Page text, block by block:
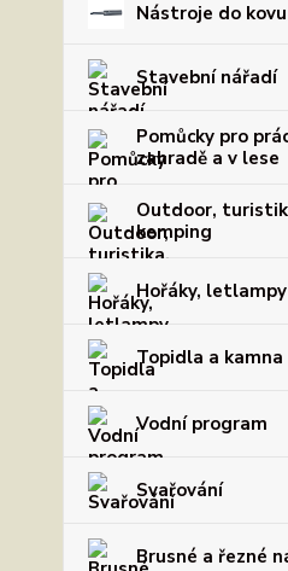
Nástroje do kovu
Stavební nářadí
Pomůcky pro
zahradě a v lese
Outdoor,
kemping
Hořáky, letlampy
Topidla a kamna
Vodní program
Svařování
Brusné a řezné